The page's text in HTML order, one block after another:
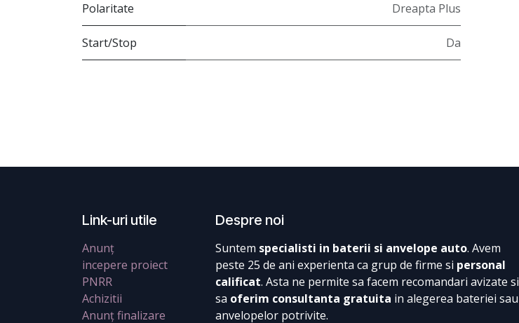
Polaritate Dreapta Plus
Start/Stop Da
Link-uri utile
Anunț
incepere proiect
PNRR
Achizitii
Anunț finalizare
Despre noi
Suntem specialisti in baterii si anvelope auto. Avem
peste 25 de ani experienta ca grup de firme si personal
calificat. Asta ne permite sa facem recomandari avizate si
sa oferim consultanta gratuita in alegerea bateriei sau
anvelopelor potrivite.